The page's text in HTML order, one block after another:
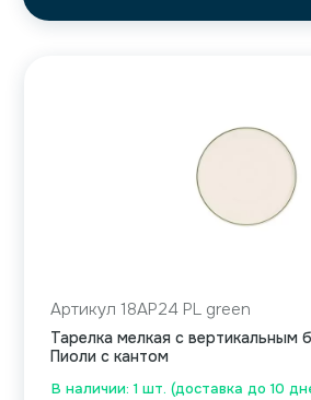
В наличии: 1 шт. (доставка до 10
Артикул 18AP24 PL green
Тарелка мелкая с вертикальным
Пиоли с кантом